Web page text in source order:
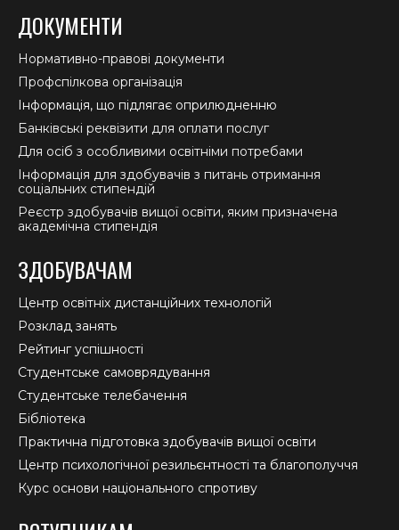
ДОКУМЕНТИ
Нормативно-правові документи
Профспілкова організація
Інформація, що підлягає оприлюдненню
Банківські реквізити для оплати послуг
Для осіб з особливими освітніми потребами
Інформація для здобувачів з питань отримання
соціальних стипендій
Реєстр здобувачів вищої освіти, яким призначена
академічна стипендія
ЗДОБУВАЧАМ
Центр освітніх дистанційних технологій
Розклад занять
Рейтинг успішності
Студентське самоврядування
Студентське телебачення
Бібліотека
Практична підготовка здобувачів вищої освіти
Центр психологічної резильєнтності та благополуччя
Курс основи національного спротиву